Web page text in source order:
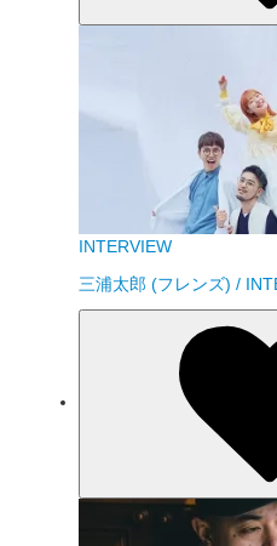
INTERVIEW
三浦太郎 (フレンズ) /